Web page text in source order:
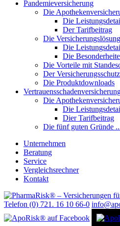
Pandemieversicherung
Die
Die
Der Tarifbeitrag
Die Versicherungslösung
Die
Die
Die Vorteile mit
Der Versicherungsschutz
Die Produktdownloads
Die
Die
Dier Tarifbeitrag
Die fünf guten Gründe
Unternehmen
Beratung
Service
Vergleichsrechner
Kontakt
Telefon (0) 721. 16 10 66-0